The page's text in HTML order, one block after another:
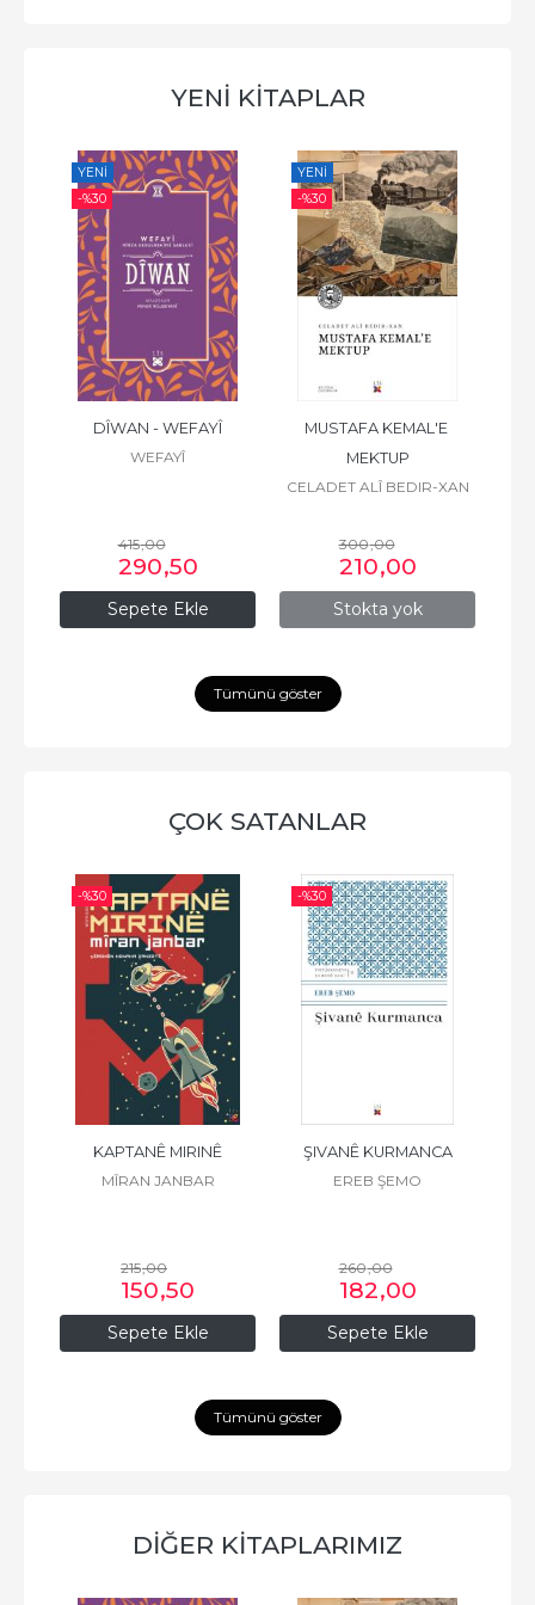
YENİ KİTAPLAR
YENI
-%30
Sepete Ekle
DÎWAN - WEFAYÎ
WEFAYÎ
415,00
290,50
YENI
-%30
Stokta yok
MUSTAFA KEMAL'E
MEKTUP
CELADET ALÎ BEDIR-XAN
300,00
210,00
Tümünü göster
ÇOK SATANLAR
-%30
Sepete Ekle
KAPTANÊ MIRINÊ
MÎRAN JANBAR
215,00
150,50
-%30
Sepete Ekle
ŞIVANÊ KURMANCA
EREB ŞEMO
260,00
182,00
Tümünü göster
DİĞER KİTAPLARIMIZ